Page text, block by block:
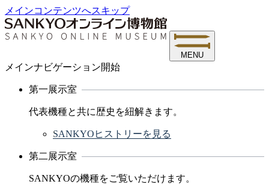
メインコンテンツへスキップ
MENU
メインナビゲーション開始
第一展示室
代表機種と共に歴史を紐解きます。
SANKYOヒストリーを見る
第二展示室
SANKYOの機種をご覧いただけます。